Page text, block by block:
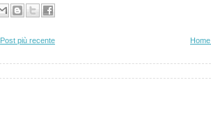
Post più recente